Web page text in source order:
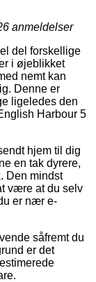
anmeldelser
del forskellige
i øjeblikket
nemt kan
Denne er
ligeledes den
Harbour 5
hjem til dig
en tak dyrere,
Den mindst
være at du selv
er nær e-
såfremt du
er det